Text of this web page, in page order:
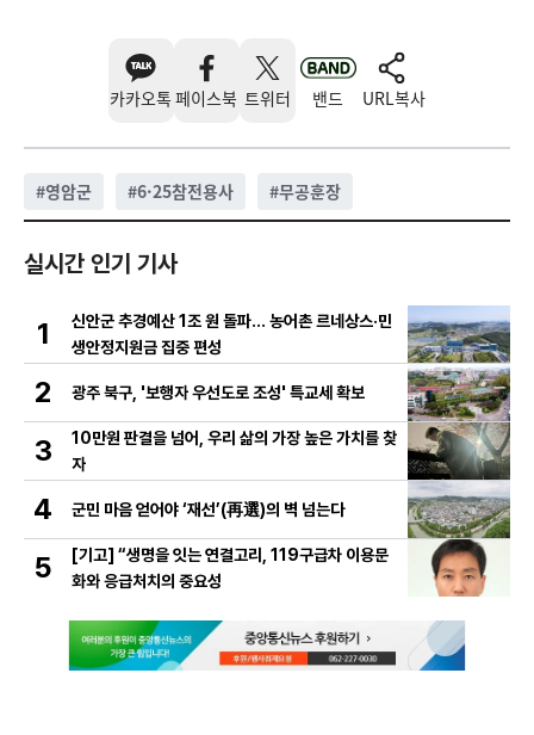
카카오톡 페이스북 트위터 밴드 URL복사
#영암군 #6·25참전용사 #무공훈장
실시간 인기 기사
1
신안군 추경예산 1조 원 돌파… 농어촌 르네상스·민
생안정지원금 집중 편성
2 광주 북구, '보행자 우선도로 조성' 특교세 확보
3
10만원 판결을 넘어, 우리 삶의 가장 높은 가치를 찾
자
4 군민 마음 얻어야 ‘재선’(再選)의 벽 넘는다
5
[기고] “생명을 잇는 연결고리, 119구급차 이용문
화와 응급처치의 중요성